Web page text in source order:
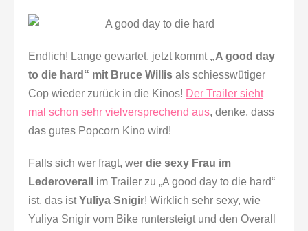
Endlich! Lange gewartet, jetzt kommt „A good day
to die hard“ mit Bruce Willis als schiesswütiger
Cop wieder zurück in die Kinos! Der Trailer sieht
mal schon sehr vielversprechend aus, denke, dass
das gutes Popcorn Kino wird!
Falls sich wer fragt, wer die sexy Frau im
Lederoverall
im Trailer zu „A good day to die hard“
ist, das istYuliya Snigir! Wirklich sehr sexy, wie
Yuliya Snigir vom Bike runtersteigt und den Overall